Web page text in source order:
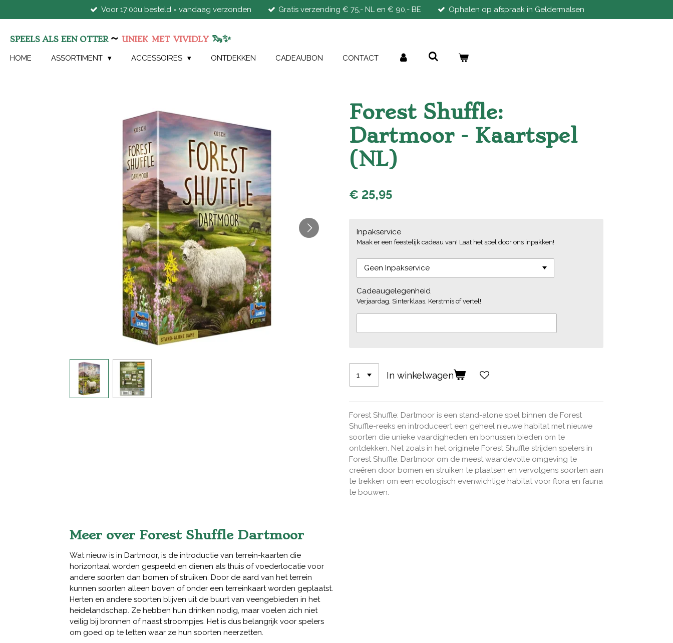
direct
de
hoofdinhoud
Voor 17:00u besteld = vandaag verzonden Gratis verzending € 75,- NL en € 90,- BE Ophalen op afspraak in Geldermalsen
SPEELS ALS EEN OTTER ~ UNIEK MET VIVIDLY 🦦✨
HOME ASSORTIMENT ACCESSOIRES ONTDEKKEN CADEAUBON CONTACT
Forest Shuffle:
Dartmoor - Kaartspel
(NL)
€ 25,95
Inpakservice
Maak er een feestelijk cadeau van! Laat het spel door ons inpakken!
Cadeaugelegenheid
Verjaardag, Sinterklaas, Kerstmis of vertel!
In winkelwagen
Forest Shuffle: Dartmoor is een stand-alone spel binnen de Forest
Shuffle-reeks en introduceert een geheel nieuwe habitat met nieuwe
soorten die unieke vaardigheden en bonussen bieden om te
ontdekken. Net zoals in het originele Forest Shuffle strijden spelers in
Forest Shuffle: Dartmoor om de meest waardevolle omgeving te
creëren door bomen en struiken te plaatsen en vervolgens soorten aan
te trekken om een ecologisch evenwichtige habitat voor flora en fauna
te bouwen.
Meer over Forest Shuffle Dartmoor
Wat nieuw is in Dartmoor, is de introductie van terrein-kaarten die
horizontaal worden gespeeld en dienen als thuis of voederlocatie voor
andere soorten dan bomen of struiken. Door de aard van het terrein
kunnen soorten alleen boven of onder een terreinkaart worden geplaatst.
Herten en andere soorten blijven uit de buurt van veengebieden in het
heidelandschap. Ze hebben hun drinken nodig, maar voelen zich niet
veilig bij bronnen of naast stroompjes. Het is dus belangrijk voor spelers
om goed op te letten waar ze hun soorten neerzetten.